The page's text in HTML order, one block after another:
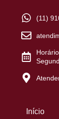
(11)
Início